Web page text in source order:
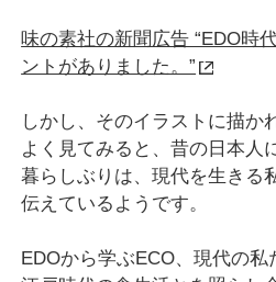
味の素社の新聞広告 “EDO時
ントがありました。”
しかし、そのイラストに描か
よく見てみると、昔の日本人
暮らしぶりは、現代を生きる
伝えているようです。
EDOから学ぶECO、現代の